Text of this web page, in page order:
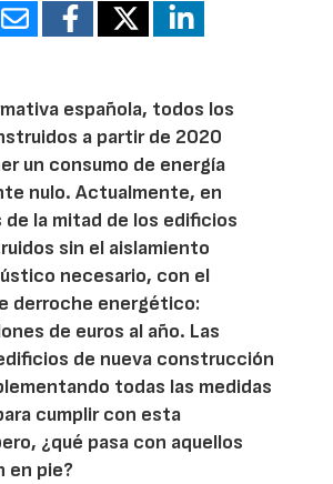
española, todos los
a partir de 2020
un consumo de energía
nulo. Actualmente, en
de la mitad de los edificios
sin el aislamiento
necesario, con el
derroche energético:
de euros al año. Las
de nueva construcción
todas las medidas
cumplir con esta
¿qué pasa con aquellos
en pie?